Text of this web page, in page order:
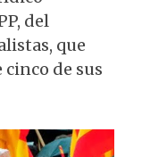
o
k
del
que
de sus